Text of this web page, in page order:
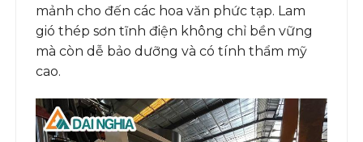
mảnh cho đến các hoa văn phức tạp. Lam
gió thép sơn tĩnh điện không chỉ bền vững
mà còn dễ bảo dưỡng và có tính thẩm mỹ
cao.